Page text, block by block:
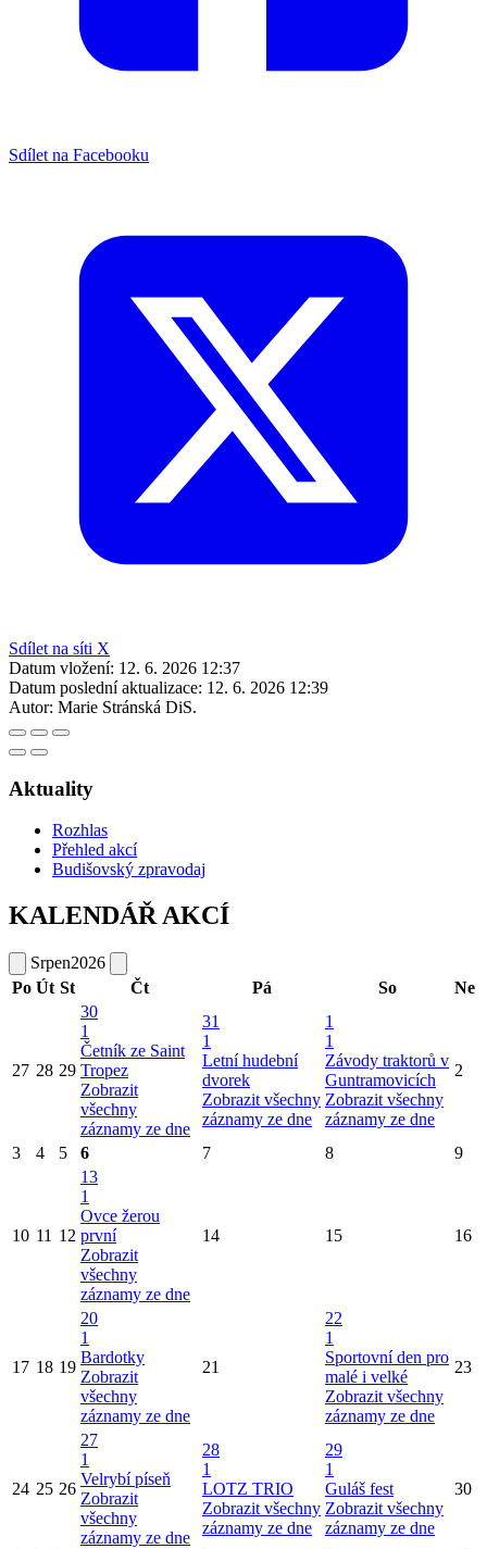
Sdílet na Facebooku
Sdílet na síti X
Datum vložení: 12. 6. 2026 12:37
Datum poslední aktualizace: 12. 6. 2026 12:39
Autor: Marie Stránská DiS.
Aktuality
Rozhlas
Přehled akcí
Budišovský zpravodaj
KALENDÁŘ AKCÍ
Srpen2026
Po Út St Čt Pá So Ne
27 28 29
30
1
Četník ze Saint
Tropez
Zobrazit
všechny
záznamy ze dne
31
1
Letní hudební
dvorek
Zobrazit všechny
záznamy ze dne
1
1
Závody traktorů v
Guntramovicích
Zobrazit všechny
záznamy ze dne
2
3 4 5 6 7 8 9
10 11 12
13
1
Ovce žerou
první
Zobrazit
všechny
záznamy ze dne
14 15 16
17 18 19
20
1
Bardotky
Zobrazit
všechny
záznamy ze dne
21
22
1
Sportovní den pro
malé i velké
Zobrazit všechny
záznamy ze dne
23
24 25 26
27
1
Velrybí píseň
Zobrazit
všechny
záznamy ze dne
28
1
LOTZ TRIO
Zobrazit všechny
záznamy ze dne
29
1
Guláš fest
Zobrazit všechny
záznamy ze dne
30